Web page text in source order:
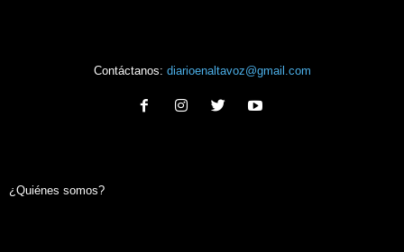
Contáctanos: diarioenaltavoz@gmail.com
¿Quiénes somos?